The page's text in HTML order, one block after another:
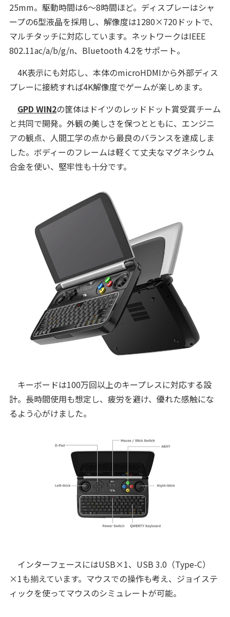
25mm。駆動時間は6～8時間ほど。ディスプレーはシャ
ープの6型液晶を採用し、解像度は1280×720ドットで、
マルチタッチに対応しています。ネットワークはIEEE
802.11ac/a/b/g/n、Bluetooth 4.2をサポート。
4K表示にも対応し、本体のmicroHDMIから外部ディス
プレーに接続すれば4K解像度でゲームが楽しめます。
GPD WIN2の筐体はドイツのレッドドット賞受賞チーム
と共同で開発。外観の美しさを保つとともに、エンジニ
アの観点、人間工学の点から最良のバランスを達成しま
した。ボディーのフレームは軽くて丈夫なマグネシウム
合金を使い、堅牢性も十分です。
キーボードは100万回以上のキープレスに対応する設
計。長時間使用も想定し、疲労を避け、優れた感触にな
るよう心がけました。
インターフェースにはUSB×1、USB 3.0（Type-C）
×1も揃えています。マウスでの操作も考え、ジョイステ
ィックを使ってマウスのシミュレートが可能。